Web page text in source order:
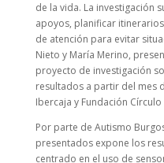
de la vida. La investigación
apoyos, planificar
de atención para evitar
Nieto y María Merino,
proyecto de investigación
resultados a partir del mes
Ibercaja y Fundación Círculo
Por parte de Autismo
presentados expone los
centrado en el uso de